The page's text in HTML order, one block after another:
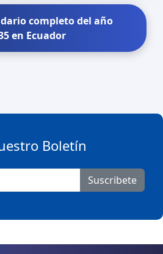
completo del año
en Ecuador
Boletín
Suscribete